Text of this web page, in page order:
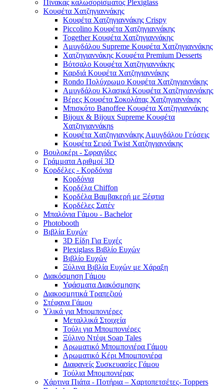
Πίνακας καλωσορίσματος Plexiglass
Κουφέτα Χατζηγιαννάκης
Κουφέτα Χατζηγιαννάκης Crispy
Piccolino Κουφέτα Χατζηγιαννάκης
Together Κουφέτα Χατζηγιαννάκης
Αμυγδάλου Supreme Κουφέτα Χατζηγιαννάκης
Χατζηγιαννάκης Κουφέτα Premium Desserts
Βότσαλο Κουφέτα Χατζηγιαννάκης
Καρδιά Κουφέτα Χατζηγιαννάκης
Rondo Πολύχρωμο Κουφέτα Χατζηγιαννάκης
Αμυγδάλου Κλασικά Κουφέτα Χατζηγιαννάκης
Βέρες Κουφέτα Σοκολάτας Χατζηγιαννάκης
Μπισκότο Banoffee Κουφέτα Χατζηγιαννάκης
Bijoux & Bijoux Supreme Κουφέτα
Χατζηγιαννάκηs
Κουφέτα Χατζηγιαννάκης Αμυγδάλου Γεύσεις
Κουφέτα Σειρά Twist Χατζηγιαννάκης
Βουλοκέρι - Σφραγίδες
Γράμματα Αριθμοί 3D
Κορδέλες - Κορδόνια
Κορδόνια
Κορδέλα Chiffon
Κορδέλα Βαμβακερή με Ξέφτια
Κορδέλες Σατέν
Μπαλόνια Γάμου - Bachelor
Photobooth
Βιβλία Ευχών
3D Είδη Για Ευχές
Plexiglass Βιβλίο Ευχών
Βιβλίο Ευχών
Ξύλινα Βιβλία Ευχών με Χάραξη
Διακόσμηση Γάμου
Υφάσματα Διακόσμησης
Διακοσμητικά Τραπεζιού
Στέφανα Γάμου
Υλικά για Μπομπονιέρες
Μεταλλικά Στοιχεία
Τούλι για Μπομπονιέρες
Ξύλινο Ντέφι Soap Tales
Αρωματικό Μπομπονιέρα Γάμου
Αρωματικό Κέρι Μπομπονιέρα
Διαφανείς Συσκευασίες Γάμου
Τούλια Μπομπονιέρας
Χάρτινα Πιάτα - Ποτήρια – Χαρτοπετσέτες- Toppers